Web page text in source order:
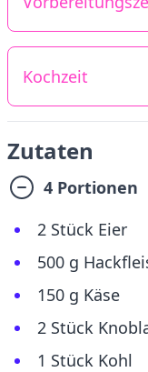
Kochzeit
Zutaten
4 Portionen
2 Stück Eier
500 g
150 g Käse
2 Stück
1 Stück Kohl